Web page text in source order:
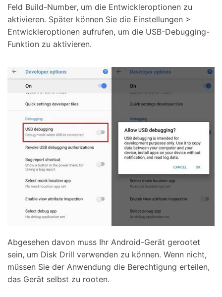
Feld Build-Number, um die Entwickleroptionen zu
aktivieren. Später können Sie die Einstellungen >
Entwickleroptionen aufrufen, um die USB-Debugging-
Funktion zu aktivieren.
Abgesehen davon muss Ihr Android-Gerät gerootet
sein, um Disk Drill verwenden zu können. Wenn nicht,
müssen Sie der Anwendung die Berechtigung erteilen,
das Gerät selbst zu rooten.